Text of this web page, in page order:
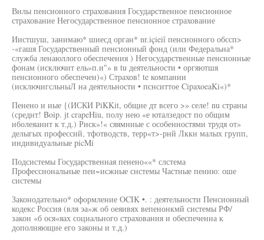
Внлы пенсионного страхования Государственное пенсионное
страхование Негосударственное пенсионное страхование
Иистшуш, занимаю* шиесд орган* nr.içieiî пенсионного обссп>
-«гашя Государственный пенсионный фонд (или Федеральна*
служба ленаюллого обеспечения ) Негосударственные пенсионные
фонам (исключит ель»п.и"» в tu деятельности • оргяютшя
пенсионного обеспечен)«) Страхов! te компании
(исключигсльныЛ на деятельности • пснситтое CipaxoeaKi«)*
Пенено и иые {(ИСКИ PiKKit, общие дт всего >» селе! nu страны
(среднт! Boip. jt crapeHiu, полу нею «е юталзедост по общим
иболеяанит к т.д.) Риск»!« сяямниые с особенностями трудя от»
делыгых профессий, тфотводств, терр«т>-рнй Лккн малых групп,
индивидуальные picMi
Подсистемы Государственная пенено««* слстема
Профессиональные пеи~исжные снстемы Частные пению: оше
системы
Законодательно* оформление OCIK •. : деятельности Пенсионный
кодекс Россия (вля эа»ж об оеяивях вепенонкмй системы РФ/
закон «б ося«яах социального страхования и обеспеченна к
дополняющие его законы и т.д.)